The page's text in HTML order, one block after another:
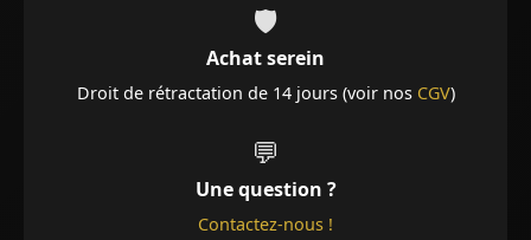
🛡️
Achat serein
Droit de rétractation de 14 jours (voir nos CGV)
💬
Une question ?
Contactez-nous !